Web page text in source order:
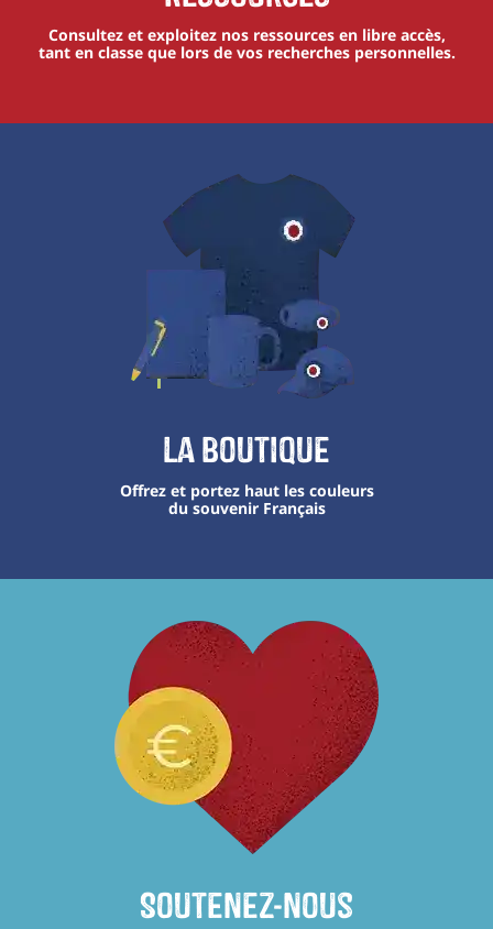
Consultez et exploitez nos ressources en libre accès,
tant en classe que lors de vos recherches personnelles.
La boutique
Offrez et portez haut les couleurs
du souvenir Français
Soutenez-nous